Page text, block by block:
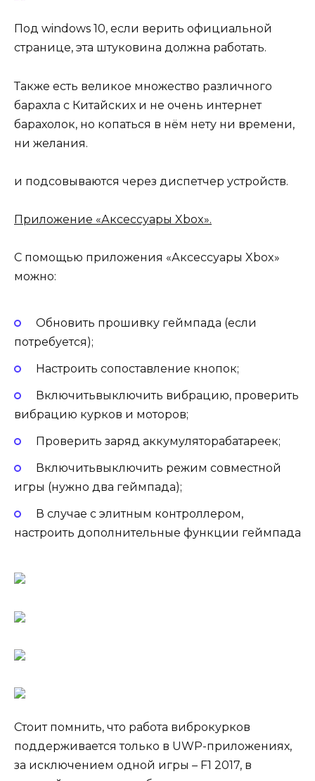
Под windows 10, если верить официальной
странице, эта штуковина должна работать.
Также есть великое множество различного
барахла с Китайских и не очень интернет
барахолок, но копаться в нём нету ни времени,
ни желания.
и подсовываются через диспетчер устройств.
Приложение «Аксессуары Xbox».
С помощью приложения «Аксессуары Xbox»
можно:
Обновить прошивку геймпада (если
потребуется);
Настроить сопоставление кнопок;
Включитьвыключить вибрацию, проверить
вибрацию курков и моторов;
Проверить заряд аккумуляторабатареек;
Включитьвыключить режим совместной
игры (нужно два геймпада);
В случае с элитным контроллером,
настроить дополнительные функции геймпада
Стоит помнить, что работа виброкурков
поддерживается только в UWP-приложениях,
за исключением одной игры – F1 2017, в